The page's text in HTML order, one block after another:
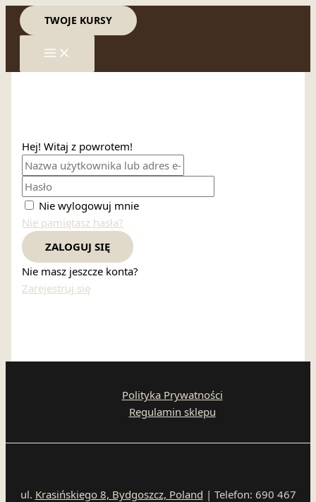
Przejdź
TWOJE KURSY
Hej! Witaj z powrotem!
Nie wylogowuj mnie
Nie pamiętasz hasła?
ZALOGUJ SIĘ
Nie masz jeszcze konta?
Zarejestruj się
Polityka Prywatności
Regulamin sklepu
ul. Krasińskiego 8, Bydgoszcz, Poland | Telefon: 690 467